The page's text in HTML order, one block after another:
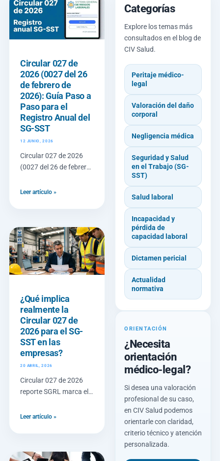
Circular 027 de
2026 (0027 del 26
de febrero de
2026): Guía Paso a
Paso para el
Registro Anual del
SG-SST
12 JUNIO, 2026
Circular 027 de 2026
(0027 del 26 de febrero
Paso para el Registro
Leer artículo »
¿Qué implica
realmente la
Circular 027 de
2026 para el SG-
SST en las
empresas?
20 ABRIL, 2026
Circular 027 de 2026
reporte SGRL marca el
cumplimiento del SG-
Leer artículo »
Categorías
Explore los temas más
consultados en el blog de
CIV Salud.
Peritaje médico-
legal
Valoración del daño
corporal
Negligencia médica
Seguridad y Salud
en el Trabajo (SG-
SST)
Salud laboral
Incapacidad y
pérdida de
capacidad laboral
Dictamen pericial
Actualidad
normativa
ORIENTACIÓN
¿Necesita
orientación
médico-legal?
Si desea una valoración
profesional de su caso,
en CIV Salud podemos
orientarle con claridad,
criterio técnico y atención
personalizada.